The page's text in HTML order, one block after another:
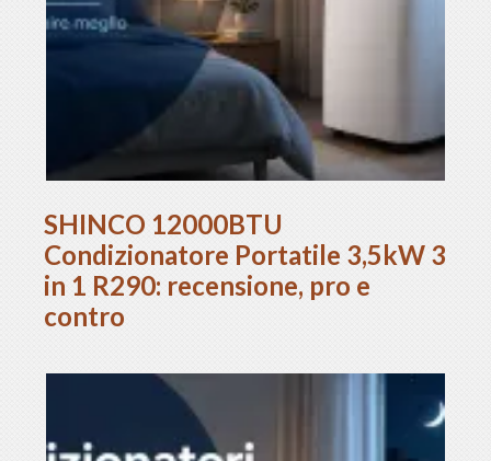
SHINCO 12000BTU
Condizionatore Portatile 3,5kW 3
in 1 R290: recensione, pro e
contro